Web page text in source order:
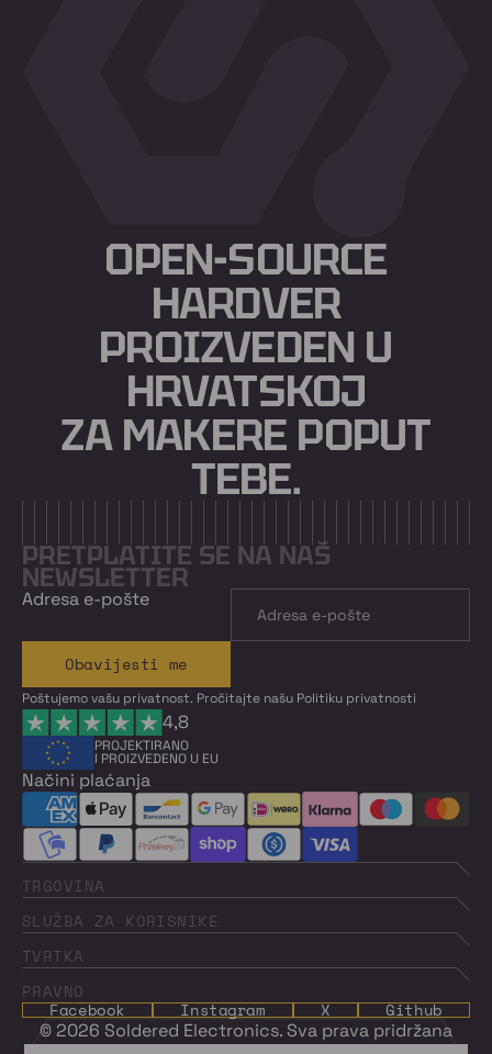
OPEN-SOURCE
HARDVER
PROIZVEDEN U
HRVATSKOJ
ZA MAKERE POPUT
TEBE.
PRETPLATITE SE NA NAŠ
NEWSLETTER
Adresa e-pošte
Obavijesti me
Poštujemo vašu privatnost. Pročitajte našu Politiku privatnosti
4,8
PROJEKTIRANO
I PROIZVEDENO U EU
Načini plaćanja
TRGOVINA
SLUŽBA ZA KORISNIKE
TVRTKA
PRAVNO
Facebook
Instagram X
Github
© 2026 Soldered Electronics. Sva prava pridržana